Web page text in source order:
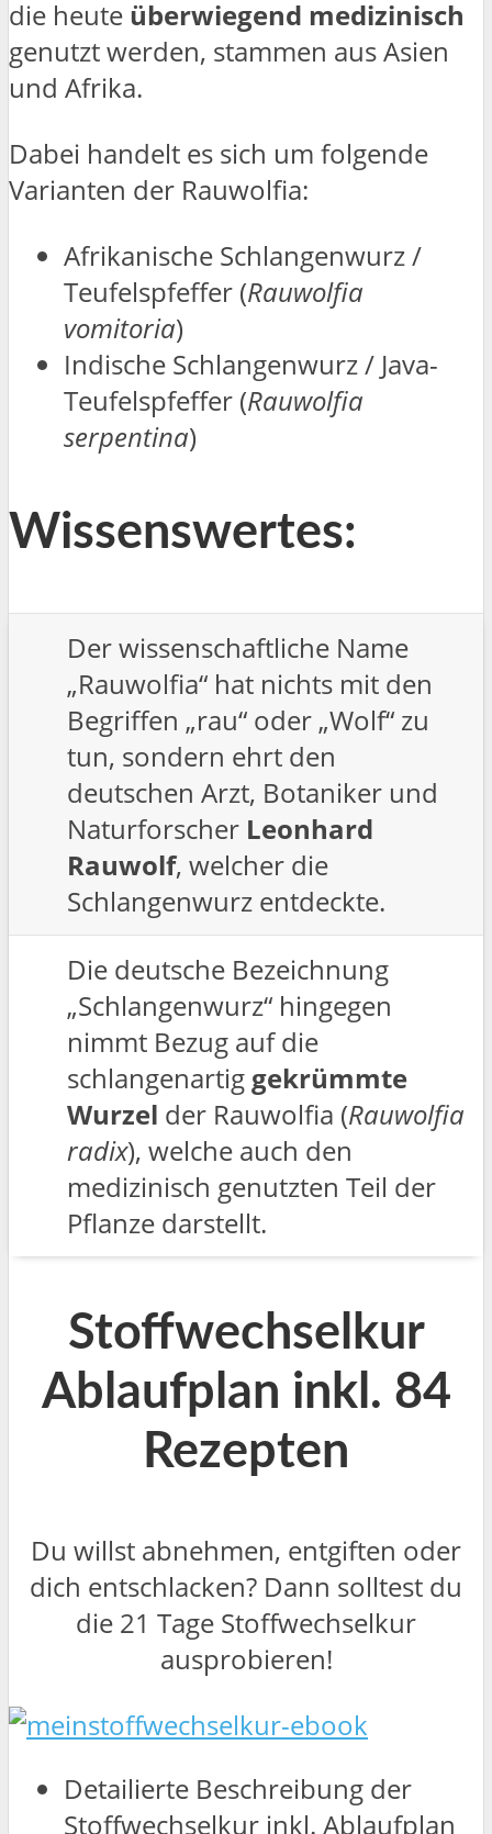
die heute überwiegend medizinisch
genutzt werden, stammen aus Asien
und Afrika.
Dabei handelt es sich um folgende
Varianten der Rauwolfia:
Afrikanische Schlangenwurz /
Teufelspfeffer (Rauwolfia
vomitoria)
Indische Schlangenwurz / Java-
Teufelspfeffer (Rauwolfia
serpentina)
Wissenswertes:
Der wissenschaftliche Name
„Rauwolfia“ hat nichts mit den
Begriffen „rau“ oder „Wolf“ zu
tun, sondern ehrt den
deutschen Arzt, Botaniker und
Naturforscher Leonhard
Rauwolf, welcher die
Schlangenwurz entdeckte.
Die deutsche Bezeichnung
„Schlangenwurz“ hingegen
nimmt Bezug auf die
schlangenartig gekrümmte
Wurzel der Rauwolfia (Rauwolfia
radix), welche auch den
medizinisch genutzten Teil der
Pflanze darstellt.
Stoffwechselkur
Ablaufplan inkl. 84
Rezepten
Du willst abnehmen, entgiften oder
dich entschlacken? Dann solltest du
die 21 Tage Stoffwechselkur
ausprobieren!
Detailierte Beschreibung der
Stoffwechselkur inkl. Ablaufplan